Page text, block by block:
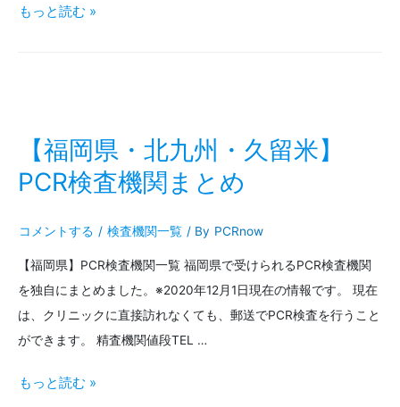
【佐
市】
検
査
機
関
ま
もっと読む »
【福岡県・北九州・久留米】
PCR検査機関まとめ
コメントする / 検査機関一覧 / By PCRnow
【福岡県】PCR検査機関一覧 福岡県で受けられるPCR検査機関
を独自にまとめました。※2020年12月1日現在の情報です。 現在
は、クリニックに直接訪れなくても、郵送でPCR検査を行うこと
ができます。 精査機関値段TEL …
【福
もっと読む »